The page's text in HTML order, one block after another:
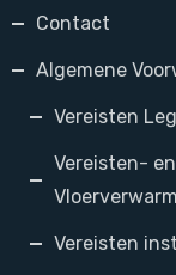
Contact
Algemene
Vereisten
Vereisten-
Vereisten